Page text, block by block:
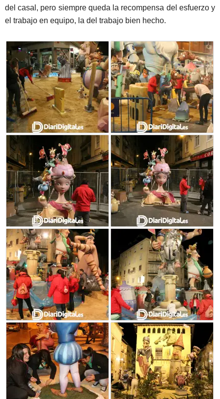
del casal, pero siempre queda la recompensa del esfuerzo y
el trabajo en equipo, la del trabajo bien hecho.